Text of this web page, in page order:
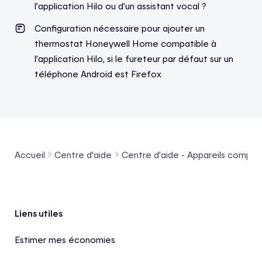
l’application Hilo ou d’un assistant vocal ?
Configuration nécessaire pour ajouter un
thermostat Honeywell Home compatible à
l’application Hilo, si le fureteur par défaut sur un
téléphone Android est Firefox
Accueil Centre d'aide Centre d'aide - Appareils
Pied de page
Liens utiles
Estimer mes économies